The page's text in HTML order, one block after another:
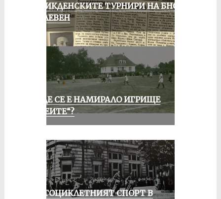
ВЕЛИКДЕНСКИТЕ ТУРНИРИ НА БНСФ
В ПЛЕВЕН
КЪДЕ СЕ Е НАМИРАЛО ИГРИЩЕ
„АЛЕИТЕ“?
МОТОЦИКЛЕТНИЯТ СПОРТ В